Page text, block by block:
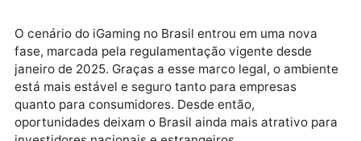
Foto: Pexels
Publicidade
O cenário do iGaming no Brasil entrou em uma nova
fase, marcada pela regulamentação vigente desde